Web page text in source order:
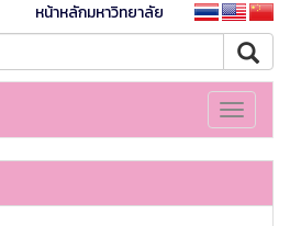
หน้าหลักมหาวิทยาลัย
Toggle